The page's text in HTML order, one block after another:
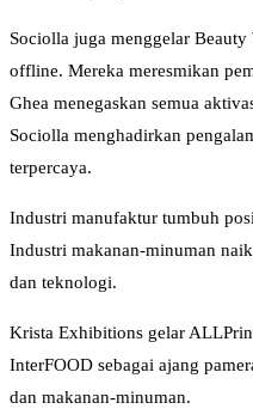
Sociolla juga menggelar
offline. Mereka meresmikan
Ghea menegaskan semua
Sociolla menghadirkan
terpercaya.
Industri manufaktur tumbuh
Industri makanan-minuman
dan teknologi.
Krista Exhibitions gelar
InterFOOD sebagai ajang
dan makanan-minuman.